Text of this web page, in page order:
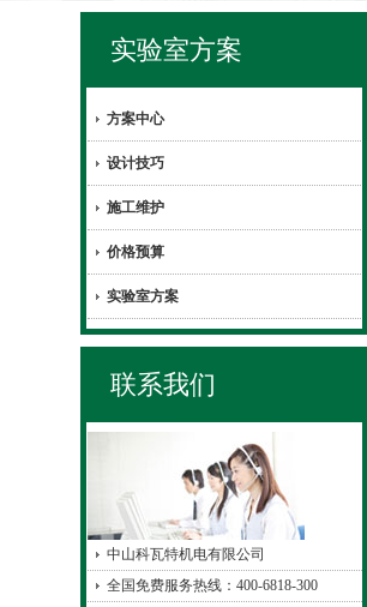
实验室方案
方案中心
设计技巧
施工维护
价格预算
实验室方案
联系我们
中山科瓦特机电有限公司
全国免费服务热线：400-6818-300